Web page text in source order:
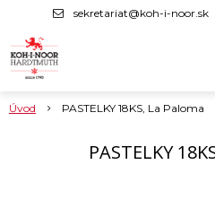
sekretariat@koh-i-noor.sk
Úvod PASTELKY 18KS, La Paloma
PASTELKY